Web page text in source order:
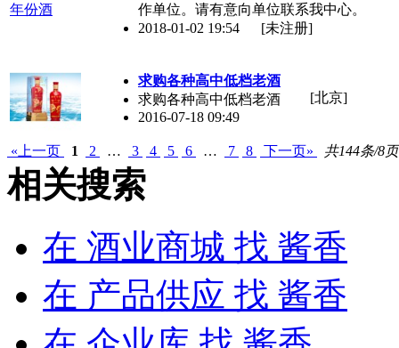
作单位。请有意向单位联系我中心。
2018-01-02 19:54
[未注册]
求购各种高中低档老酒
求购各种高中低档老酒
2016-07-18 09:49
[北京]
«上一页 1 2 … 3 4 5 6 … 7 8 下一页» 共144条/8页
相关搜索
在 酒业商城 找 酱香
在 产品供应 找 酱香